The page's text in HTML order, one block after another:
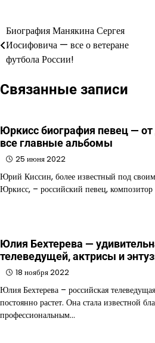
Навигация
по
Биография Манякина Сергея
Иосифовича — все о ветеране
футбола России!
Связанные записи
Юркисс биография певец — от
все главные альбомы
25 июня 2022
Юрий Киссин, более известный под
Юркисс, – российский певец, композитор
Юлия Бехтерева —
телеведущей, актрисы и
18 ноября 2022
Юлия Бехтерева – российская
постоянно растет. Она стала известной
профессиональным…